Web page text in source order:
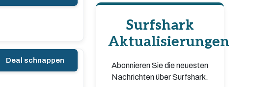
Deal schnappen
Surfshark
Aktualisierungen
Abonnieren Sie die neuesten
Nachrichten über Surfshark.